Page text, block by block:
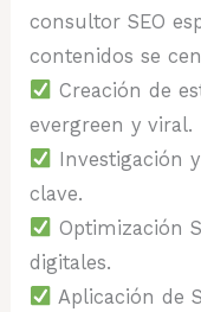
consultor SEO
contenidos se
Creación de
evergreen y viral.
Investigación
clave.
Optimización
digitales.
Aplicación de